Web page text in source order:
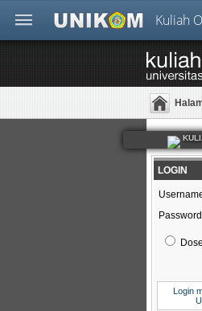
Kuliah
LOGIN
Login